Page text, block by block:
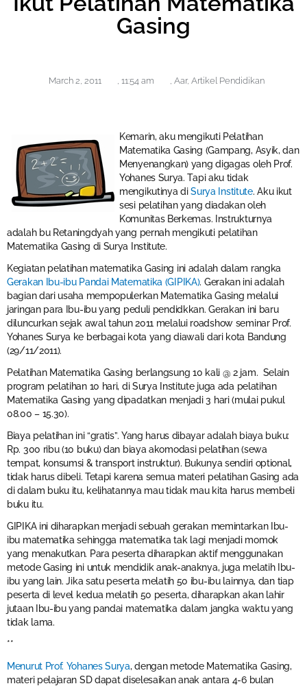
Gasing
March 2, 2011 , 11:54 am , Aar, Artikel Pendidikan
Kemarin, aku mengikuti Pelatihan
Matematika Gasing (Gampang, Asyik, dan
Menyenangkan) yang digagas oleh Prof.
Yohanes Surya. Tapi aku tidak
mengikutinya diSurya Institute. Aku ikut
sesi pelatihan yang diadakan oleh
Komunitas Berkemas. Instrukturnya
adalah bu Retaningdyah yang pernah mengikuti pelatihan
Matematika Gasing di Surya Institute.
Kegiatan pelatihan matematika Gasing ini adalah dalam rangka
Gerakan Ibu-ibu Pandai Matematika (GIPIKA). Gerakan ini adalah
bagian dari usaha mempopulerkan Matematika Gasing melalui
jaringan para Ibu-ibu yang peduli pendidkkan. Gerakan ini baru
diluncurkan sejak awal tahun 2011 melalui roadshow seminar Prof.
Yohanes Surya ke berbagai kota yang diawali dari kota Bandung
(29/11/2011).
Pelatihan Matematika Gasing berlangsung 10 kali @ 2 jam. Selain
program pelatihan 10 hari, di Surya Institute juga ada pelatihan
Matematika Gasing yang dipadatkan menjadi 3 hari (mulai pukul
08.00 – 15.30).
Biaya pelatihan ini “gratis”. Yang harus dibayar adalah biaya buku:
Rp. 300 ribu (10 buku) dan biaya akomodasi pelatihan (sewa
tempat, konsumsi & transport instruktur). Bukunya sendiri optional,
tidak harus dibeli. Tetapi karena semua materi pelatihan Gasing ada
di dalam buku itu, kelihatannya mau tidak mau kita harus membeli
buku itu.
GIPIKA ini diharapkan menjadi sebuah gerakan memintarkan Ibu-
ibu matematika sehingga matematika tak lagi menjadi momok
yang menakutkan. Para peserta diharapkan aktif menggunakan
metode Gasing ini untuk mendidik anak-anaknya, juga melatih Ibu-
ibu yang lain. Jika satu peserta melatih 50 ibu-ibu lainnya, dan tiap
peserta di level kedua melatih 50 peserta, diharapkan akan lahir
jutaan Ibu-ibu yang pandai matematika dalam jangka waktu yang
tidak lama.
**
Menurut Prof. Yohanes Surya, dengan metode Matematika Gasing,
materi pelajaran SD dapat diselesaikan anak antara 4-6 bulan